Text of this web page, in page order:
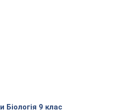
Біологія 9 клас